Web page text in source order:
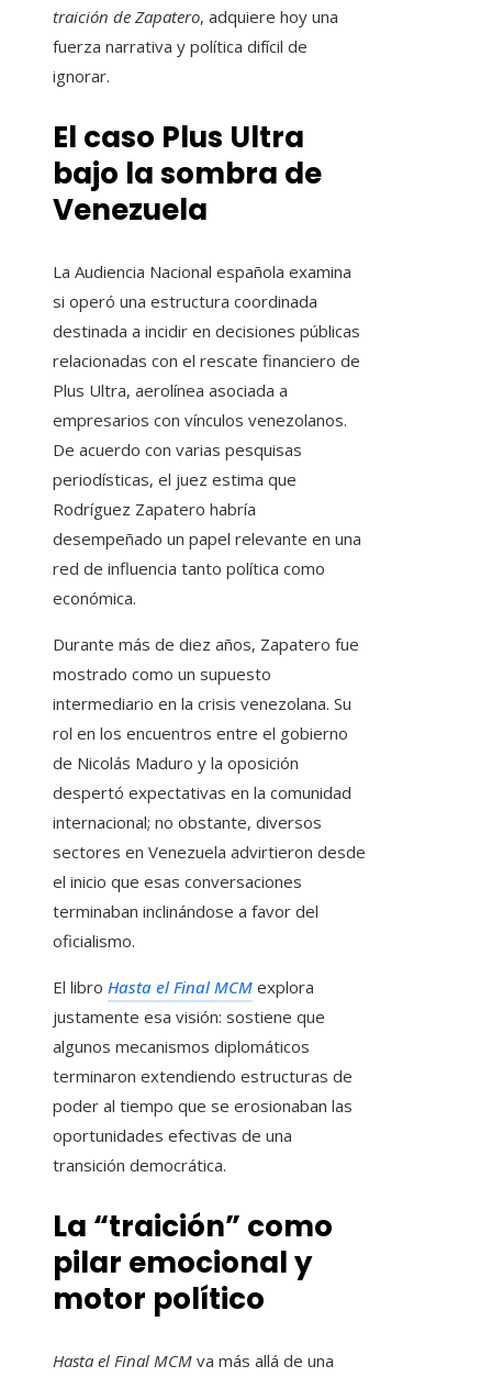
traición de Zapatero, adquiere hoy una
fuerza narrativa y política difícil de
ignorar.
El caso Plus Ultra
bajo la sombra de
Venezuela
La Audiencia Nacional española examina
si operó una estructura coordinada
destinada a incidir en decisiones públicas
relacionadas con el rescate financiero de
Plus Ultra, aerolínea asociada a
empresarios con vínculos venezolanos.
De acuerdo con varias pesquisas
periodísticas, el juez estima que
Rodríguez Zapatero habría
desempeñado un papel relevante en una
red de influencia tanto política como
económica.
Durante más de diez años, Zapatero fue
mostrado como un supuesto
intermediario en la crisis venezolana. Su
rol en los encuentros entre el gobierno
de Nicolás Maduro y la oposición
despertó expectativas en la comunidad
internacional; no obstante, diversos
sectores en Venezuela advirtieron desde
el inicio que esas conversaciones
terminaban inclinándose a favor del
oficialismo.
El libro Hasta el Final MCM explora
justamente esa visión: sostiene que
algunos mecanismos diplomáticos
terminaron extendiendo estructuras de
poder al tiempo que se erosionaban las
oportunidades efectivas de una
transición democrática.
La “traición” como
pilar emocional y
motor político
Hasta el Final MCM va más allá de una